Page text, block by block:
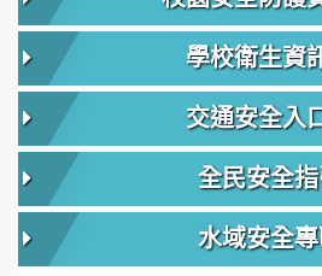
學校衛生資
交通安全入
全民安全指
水域安全